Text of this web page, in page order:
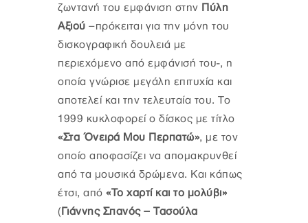
ζωντανή του εμφάνιση στην Πύλη
Αξιού –πρόκειται για την μόνη του
δισκογραφική δουλειά με
περιεχόμενο από εμφάνισή του-, η
οποία γνώρισε μεγάλη επιτυχία και
αποτελεί και την τελευταία του. Το
1999 κυκλοφορεί ο δίσκος με τίτλο
«Στα Όνειρά Μου Περπατώ», με τον
οποίο αποφασίζει να απομακρυνθεί
από τα μουσικά δρώμενα. Και κάπως
έτσι, από «Το χαρτί και το μολύβι»
( Γιάννης Σπανός – Τασούλα